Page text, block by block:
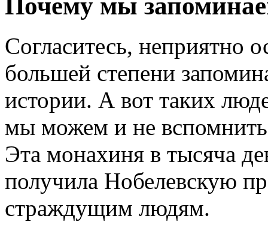
Почему мы
Согласитесь, неприятно
большей степени
истории. А вот таких
мы можем и не
Эта монахиня в тысяча
получила Нобелевскую
страждущим людям.